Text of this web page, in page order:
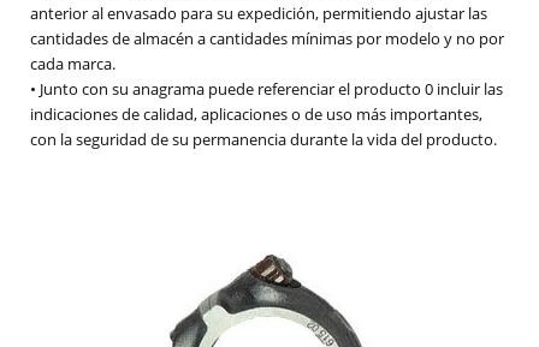
anterior al envasado para su expedición, permitiendo ajustar las
cantidades de almacén a cantidades mínimas por modelo y no por
cada marca.
• Junto con su anagrama puede referenciar el producto 0 incluir las
indicaciones de calidad, aplicaciones o de uso más importantes,
con la seguridad de su permanencia durante la vida del producto.